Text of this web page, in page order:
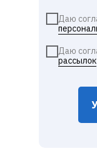
Даю
Даю
рассылок